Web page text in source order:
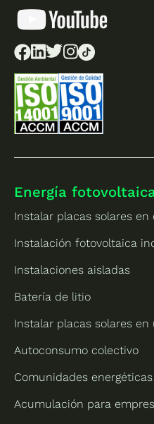
Energía
Instalar placas solares en
Instalación fotovoltaica
Instalaciones aisladas
Batería de litio
Instalar placas solares
Autoconsumo colectivo
Comunidades energéticas
Acumulación para